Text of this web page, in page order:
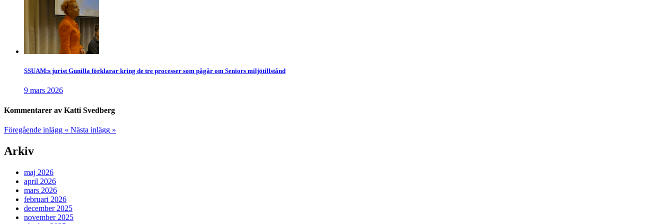
SSUAM:s jurist Gunilla förklarar kring de tre processer som pågår om Seniors miljötillstånd
9 mars 2026
Kommentarer av Katti Svedberg
Föregående inlägg « Nästa inlägg »
Arkiv
maj 2026
april 2026
mars 2026
februari 2026
december 2025
november 2025